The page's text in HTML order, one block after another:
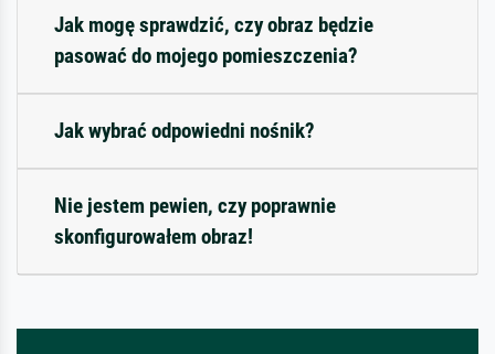
Jak mogę sprawdzić, czy obraz będzie
pasować do mojego pomieszczenia?
Jak wybrać odpowiedni nośnik?
Nie jestem pewien, czy poprawnie
skonfigurowałem obraz!